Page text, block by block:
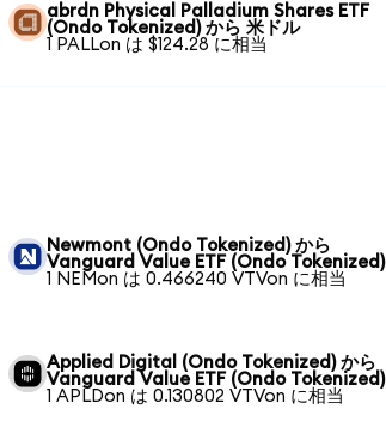
abrdn Physical Palladium Shares ETF
(Ondo Tokenized) から 米ドル
1 PALLon は $124.28 に相当
Newmont (Ondo Tokenized) から
Vanguard Value ETF (Ondo Tokenized)
1 NEMon は 0.466240 VTVon に相当
Applied Digital (Ondo Tokenized) から
Vanguard Value ETF (Ondo Tokenized)
1 APLDon は 0.130802 VTVon に相当